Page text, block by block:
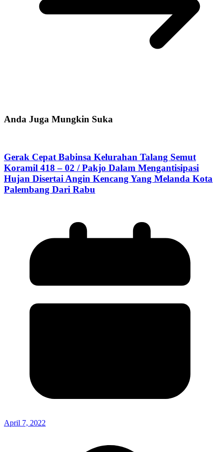
Anda Juga Mungkin Suka
Gerak Cepat Babinsa Kelurahan Talang Semut
Koramil 418 – 02 / Pakjo Dalam Mengantisipasi
Hujan Disertai Angin Kencang Yang Melanda Kota
Palembang Dari Rabu
April 7, 2022